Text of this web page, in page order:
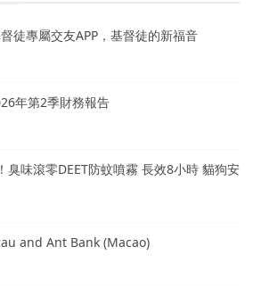
徒專屬交友APP，基督徒的新福音
年第2季財務報告
臭味滾零DEET防蚊噴霧 長效8小時 貓狗安
and Ant Bank (Macao)